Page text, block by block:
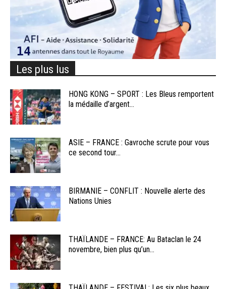
Les plus lus
HONG KONG – SPORT : Les Bleus remportent
la médaille d’argent...
ASIE – FRANCE : Gavroche scrute pour vous
ce second tour...
BIRMANIE – CONFLIT : Nouvelle alerte des
Nations Unies
THAÏLANDE – FRANCE: Au Bataclan le 24
novembre, bien plus qu’un...